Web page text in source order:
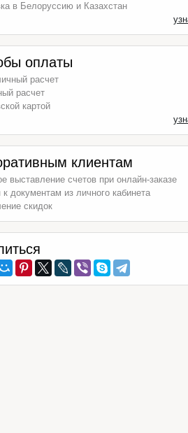
в Белоруссию и Казахстан
оплаты
расчет
расчет
картой
клиентам
выставление счетов при онлайн-заказе
к документам из личного кабинета
скидок